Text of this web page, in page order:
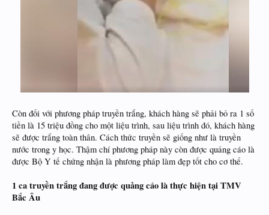
Còn đối với phương pháp truyền trắng, khách hàng sẽ phải bỏ ra 1 số
tiền là 15 triệu đồng cho một liệu trình, sau liệu trình đó, khách hàng
sẽ được trắng toàn thân. Cách thức truyền sẽ giống như là truyền
nước trong y học. Thậm chí phương pháp này còn được quảng cáo là
được Bộ Y tế chứng nhận là phương pháp làm đẹp tốt cho cơ thể.
1 ca truyền trắng đang được quảng cáo là thực hiện tại TMV
Bắc Âu